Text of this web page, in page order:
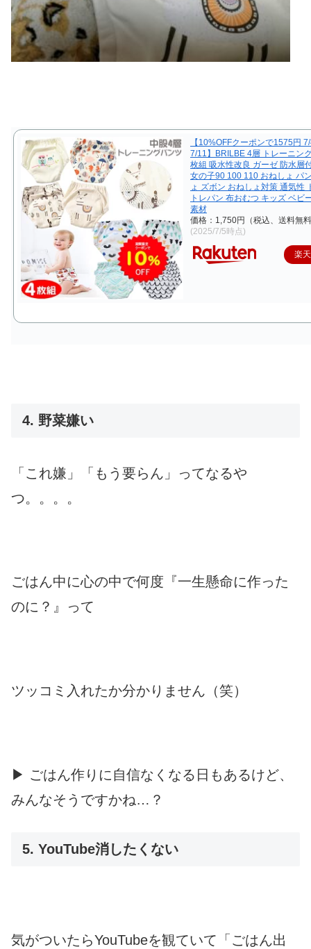
【10%OFFクーポンで1575円
7/11】BRILBE 4層 トレーニン
枚組 吸水性改良 ガーゼ 防水層
女の子90 100 110 おねしょ パ
ょ ズボン おねしょ対策 通気性
トレパン 布おむつ キッズ ベビ
素材
価格：1,750円（税込、送料無
(2025/7/5時点)
楽
4. 野菜嫌い
「これ嫌」「もう要らん」ってなるや
つ。。。。
ごはん中に心の中で何度『一生懸命に作った
のに？』って
ツッコミ入れたか分かりません（笑）
▶ ごはん作りに自信なくなる日もあるけど、
みんなそうですかね…？
5. YouTube消したくない
気がついたらYouTubeを観ていて「ごはん出